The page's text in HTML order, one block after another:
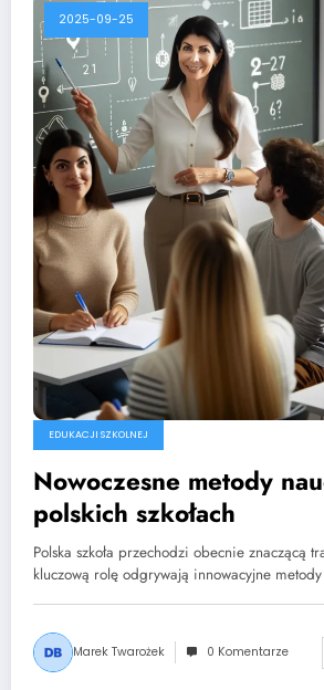
2025-09-25
EDUKACJI SZKOLNEJ
Nowoczesne metody
polskich szkołach
Polska szkoła przechodzi obecnie znaczącą
kluczową rolę odgrywają innowacyjne
Marek Twarożek 0 Komentarze